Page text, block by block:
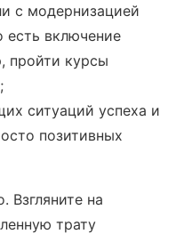
с модернизацией
есть включение
пройти курсы
ситуаций успеха и
позитивных
Взгляните на
трату